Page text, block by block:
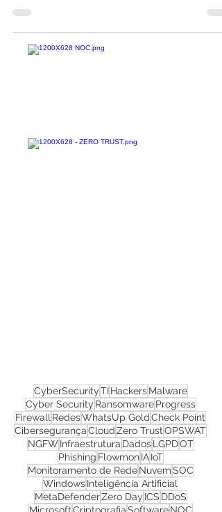
bilhões em segurança cibernética nos
CyberSecurityTIHackersMalware
Cyber Security RansomwareProgress
FirewallRedesWhatsUp Gold Check Point
CibersegurançaCloudZero Trust
NGFWInfraestruturaDadosLGPDOT
PhishingFlowmon IAIoT
Monitoramento de RedeNuvemSOC